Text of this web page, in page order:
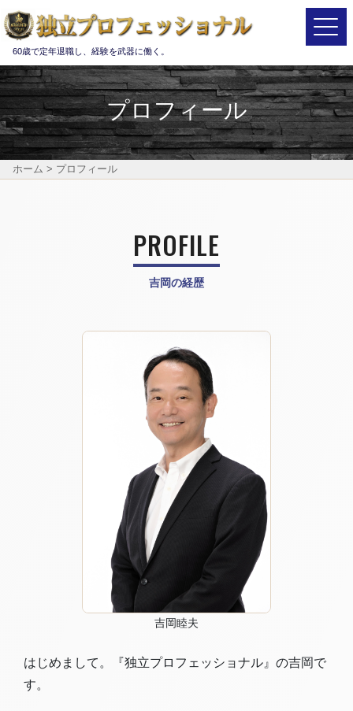
Main Navigation
60歳で定年退職し、経験を武器に働く。
プロフィール
ホーム > プロフィール
PROFILE
吉岡の経歴
吉岡睦夫
はじめまして。『独立プロフェッショナル』の吉岡で
す。